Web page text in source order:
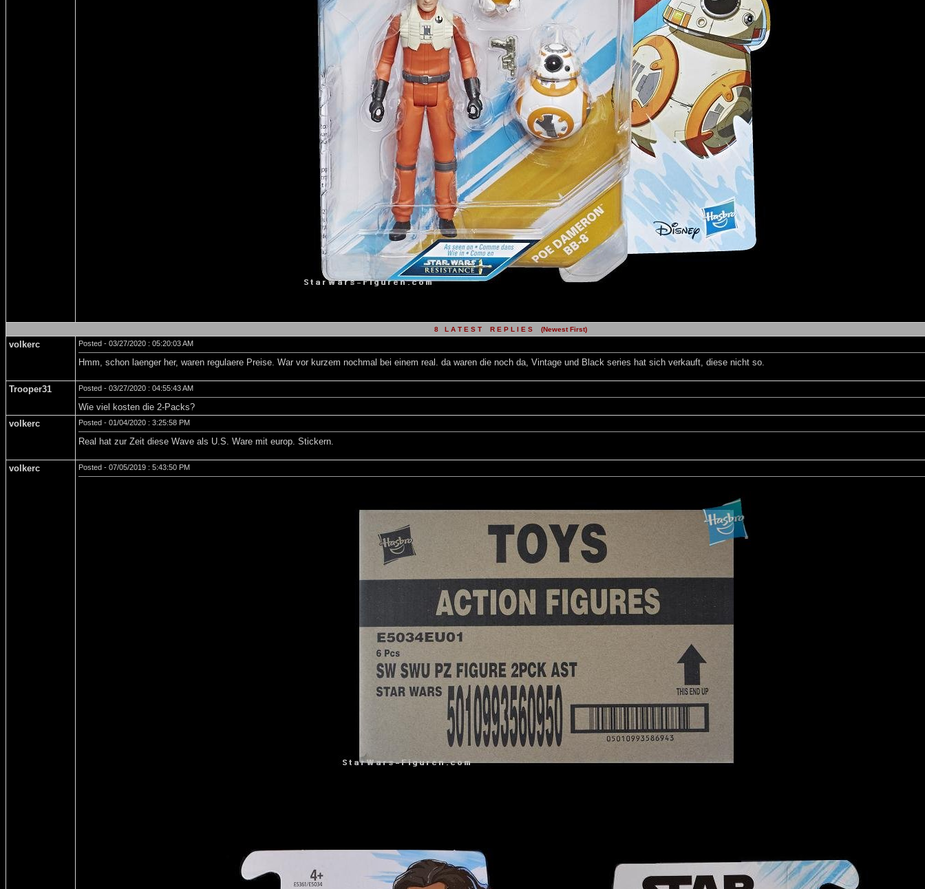
8 L A T E S T R E P L I E S (Newest First)
volkerc Posted - 03/27/2020 : 05:20:03 AM
Hmm, schon laenger her, waren regulaere Preise. War vor kurzem nochmal bei einem real. da waren die noch da, Vintage und Black series hat sich verkauft, diese nicht so.
Trooper31 Posted - 03/27/2020 : 04:55:43 AM
Wie viel kosten die 2-Packs?
volkerc
Posted - 01/04/2020 : 3:25:58 PM
Real hat zur Zeit diese Wave als U.S. Ware mit europ. Stickern.
volkerc Posted - 07/05/2019 : 5:43:50 PM